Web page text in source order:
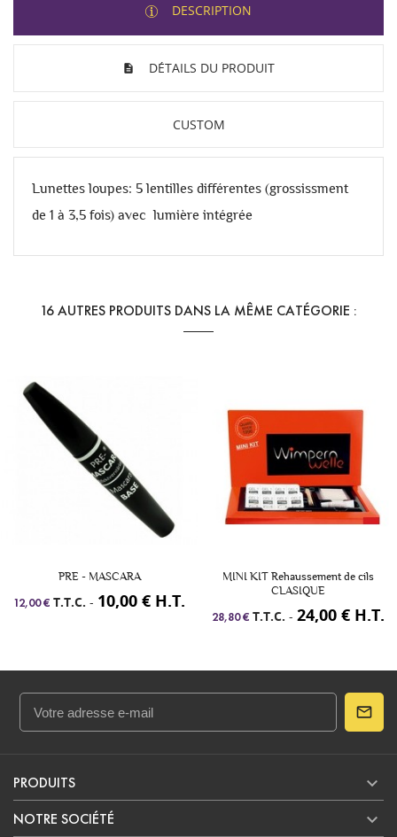
DESCRIPTION
DÉTAILS DU PRODUIT
CUSTOM
Lunettes loupes: 5 lentilles différentes (grossissment
de 1 à 3,5 fois) avec lumière intégrée
16 AUTRES PRODUITS DANS LA MÊME CATÉGORIE :
PRE - MASCARA
12,00 € T.T.C. - 10,00 € H.T.
MINI KIT Rehaussement de cils
CLASIQUE
28,80 € T.T.C. - 24,00 € H.T.
PRODUITS 
NOTRE SOCIÉTÉ 